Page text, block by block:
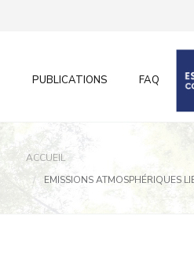
PUBLICATIONS FAQ
ACCUEIL
EMISSIONS ATMOSPHÉRIQUES